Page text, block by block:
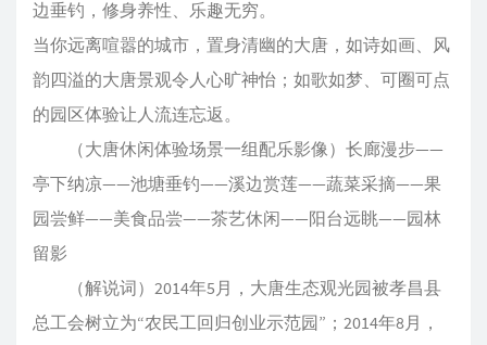
边垂钓，修身养性、乐趣无穷。
当你远离喧嚣的城市，置身清幽的大唐，如诗如画、风
韵四溢的大唐景观令人心旷神怡；如歌如梦、可圈可点
的园区体验让人流连忘返。
（大唐休闲体验场景一组配乐影像）长廊漫步——
亭下纳凉——池塘垂钓——溪边赏莲——蔬菜采摘——果
园尝鲜——美食品尝——茶艺休闲——阳台远眺——园林
留影
（解说词）2014年5月，大唐生态观光园被孝昌县
总工会树立为“农民工回归创业示范园”；2014年8月，